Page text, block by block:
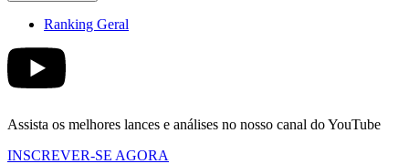
Ranking Geral
Assista os melhores lances e análises no nosso canal do YouTube
INSCREVER-SE AGORA